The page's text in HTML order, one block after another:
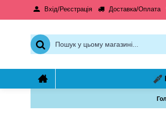
Вхід/Реєстрація Доставка/Оплата